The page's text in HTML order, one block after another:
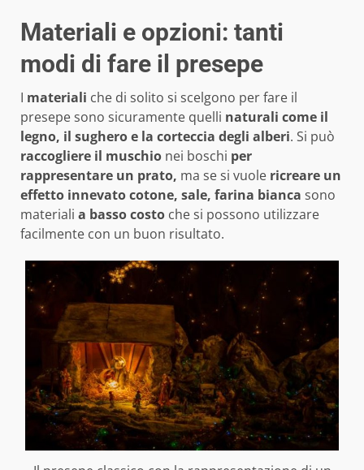
Materiali e opzioni: tanti
modi di fare il presepe
I materiali che di solito si scelgono per fare il
presepe sono sicuramente quelli naturali come il
legno, il sughero e la corteccia degli alberi. Si può
raccogliere il muschio nei boschi per
rappresentare un prato, ma se si vuole ricreare un
effetto innevato cotone, sale, farina bianca sono
materiali a basso costo che si possono utilizzare
facilmente con un buon risultato.